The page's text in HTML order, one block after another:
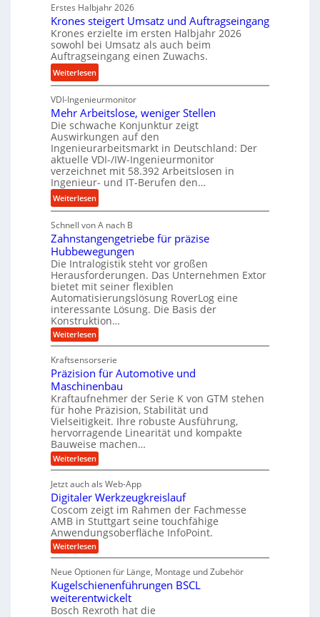
p
r
o
z
e
s
s
e
r
i
e
b
u
n
d
H
y
d
r
a
u
k
m
V
e
r
g
l
h
r
ä
z
i
s
e
u
n
d
l
a
n
g
l
e
b
i
g
e
K
u
g
e
l
g
e
w
n
d
e
t
r
i
e
b
e
f
ü
r
r
u
e
U
Erstes Halbjahr 2026
Krones steigert Umsatz und Auftragseingang
Krones erzielte im ersten Halbjahr 2026
sowohl bei Umsatz als auch beim
Auftragseingang einen Zuwachs.
Weiterlesen:
K
r
o
n
e
s
s
t
e
i
g
r
t
U
m
s
a
t
z
n
d
A
u
f
t
r
a
s
e
i
n
g
a
n
g
VDI-Ingenieurmonitor
Mehr Arbeitslose, weniger Stellen
Die schwache Konjunktur zeigt
Auswirkungen auf den
Ingenieurarbeitsmarkt in Deutschland: Der
aktuelle VDI-/IW-Ingenieurmonitor
verzeichnet mit 58.392 Arbeitslosen in
Ingenieur- und IT-Berufen den…
Weiterlesen:
M
e
h
r
A
r
b
e
i
t
s
l
o
s
e
,
w
e
n
i
g
e
r
S
t
e
l
e
n
Schnell von A nach B
Zahnstangengetriebe für präzise
Hubbewegungen
Die Intralogistik steht vor großen
Herausforderungen. Das Unternehmen Extor
bietet mit seiner flexiblen
Automatisierungslösung RoverLog eine
interessante Lösung. Die Basis der
Konstruktion…
Weiterlesen:
Z
h
n
s
t
a
n
g
e
n
g
e
t
r
i
e
b
e
f
ü
r
r
ä
z
i
s
Kraftsensorserie
Präzision für Automotive und
Maschinenbau
Kraftaufnehmer der Serie K von GTM stehen
für hohe Präzision, Stabilität und
Vielseitigkeit. Ihre robuste Ausführung,
hervorragende Linearität und kompakte
Bauweise machen…
Weiterlesen:
P
ä
z
i
s
i
o
n
f
r
A
u
t
Jetzt auch als Web-App
Digitaler Werkzeugkreislauf
Coscom zeigt im Rahmen der Fachmesse
AMB in Stuttgart seine touchfähige
Anwendungsoberfläche InfoPoint.
Weiterlesen:
D
g
i
t
a
Neue Optionen für Länge, Montage und Zubehör
Kugelschienenführungen BSCL
weiterentwickelt
Bosch Rexroth hat die